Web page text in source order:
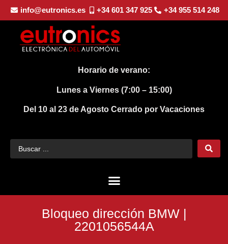
info@eutronics.es +34 601 347 925 +34 955 514 248
Horario de verano:
Lunes a Viernes (7:00 – 15:00)
Del 10 al 23 de Agosto Cerrado por Vacaciones
Bloqueo dirección BMW |
2201056544A